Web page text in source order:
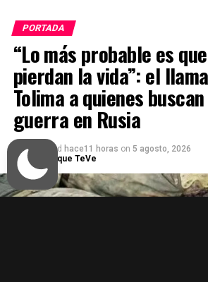
PORTADA
“Lo más probable es
pierdan la vida”: el
Tolima a quienes
guerra en Rusia
Published hace11 horas on 5 agosto, 2026
Por
Enfoque TeVe